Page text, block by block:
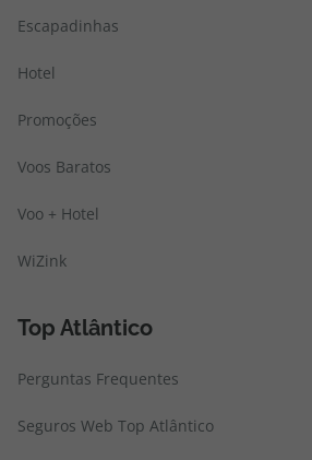
Escapadinhas
Hotel
Promoções
Voos Baratos
Voo + Hotel
WiZink
Top Atlântico
Perguntas Frequentes
Seguros Web Top Atlântico